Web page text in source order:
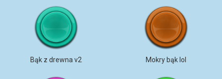
Bąk z drewna v2 Mokry bąk lol